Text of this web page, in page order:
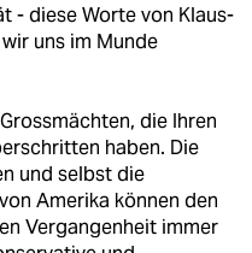
- diese Worte von Klaus-
uns im Munde
die Ihren
haben. Die
und selbst die
Amerika können den
Vergangenheit immer